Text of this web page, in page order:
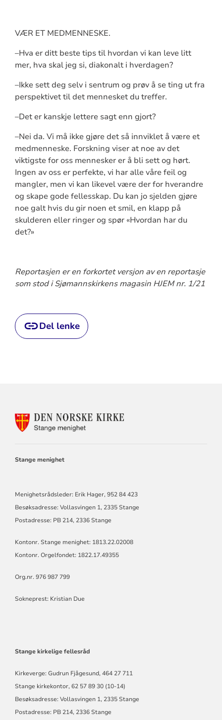
VÆR ET MEDMENNESKE.
–Hva er ditt beste tips til hvordan vi kan leve litt
mer, hva skal jeg si, diakonalt i hverdagen?
–Ikke sett deg selv i sentrum og prøv å se ting ut fra
perspektivet til det mennesket du treffer.
–Det er kanskje lettere sagt enn gjort?
–Nei da. Vi må ikke gjøre det så innviklet å være et
medmenneske. Forskning viser at noe av det
viktigste for oss mennesker er å bli sett og hørt.
Ingen av oss er perfekte, vi har alle våre feil og
mangler, men vi kan likevel være der for hverandre
og skape gode fellesskap. Du kan jo sjelden gjøre
noe galt hvis du gir noen et smil, en klapp på
skulderen eller ringer og spør «Hvordan har du
det?»
Reportasjen er en forkortet versjon av en reportasje
som stod i Sjømannskirkens magasin HJEM nr. 1/21
Del lenke
KONTAKTINFORMASJON
Stange menighet
Menighetsrådsleder: Erik Hager, 952 84 423
Besøksadresse: Vollasvingen 1, 2335 Stange
Postadresse: PB 214, 2336 Stange
Kontonr. Stange menighet: 1813.22.02008
Kontonr. Orgelfondet: 1822.17.49355
Org.nr. 976 987 799
Sokneprest: Kristian Due
Stange kirkelige fellesråd
Kirkeverge: Gudrun Fjågesund, 464 27 711
Stange kirkekontor, 62 57 89 30 (10-14)
Besøksadresse: Vollasvingen 1, 2335 Stange
Postadresse: PB 214, 2336 Stange